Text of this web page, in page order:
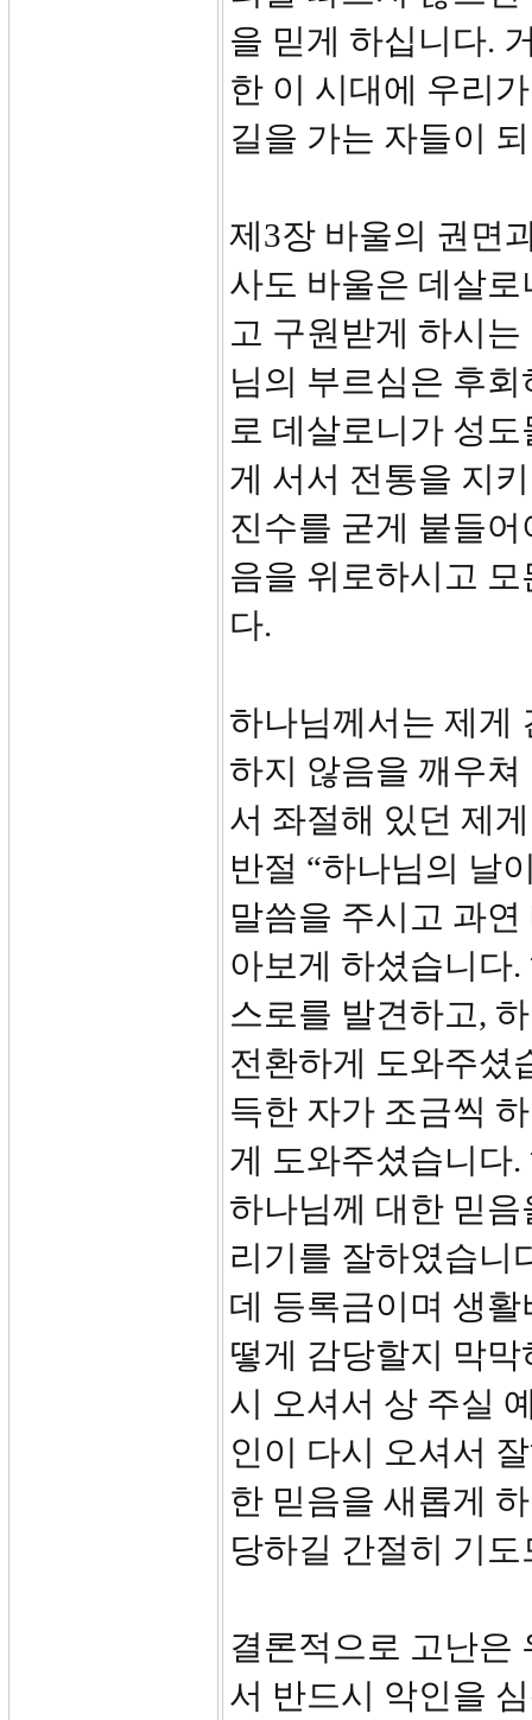
을 믿게 하십니다.
한 이 시대에 우리
길을 가는 자들이
제3장 바울의 권면
사도 바울은 데살
고 구원받게 하시
님의 부르심은 후
로 데살로니가 성
게 서서 전통을 지
진수를 굳게 붙들
음을 위로하시고
다.
하나님께서는 제게
하지 않음을 깨우
서 좌절해 있던 제
반절 “하나님의 날
말씀을 주시고 과
아보게 하셨습니다
스로를 발견하고,
전환하게 도와주셨
득한 자가 조금씩
게 도와주셨습니다
하나님께 대한 믿
리기를 잘하였습니
데 등록금이며 생
떻게 감당할지 막
시 오셔서 상 주실
인이 다시 오셔서
한 믿음을 새롭게
당하길 간절히 기
결론적으로 고난은
서 반드시 악인을